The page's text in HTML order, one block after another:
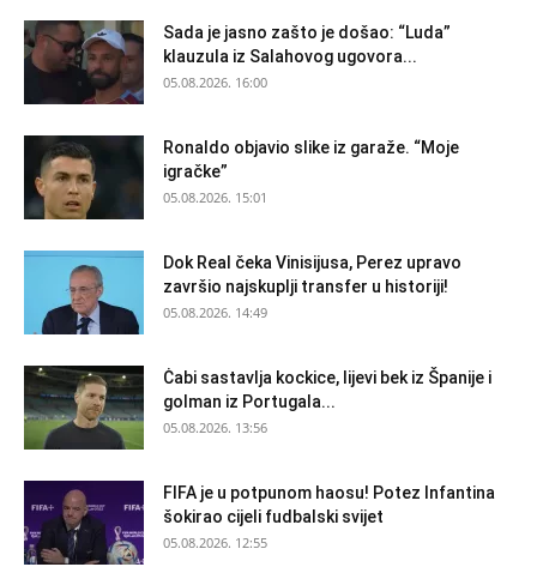
Sada je jasno zašto je došao: “Luda”
klauzula iz Salahovog ugovora...
05.08.2026. 16:00
Ronaldo objavio slike iz garaže. “Moje
igračke”
05.08.2026. 15:01
Dok Real čeka Vinisijusa, Perez upravo
završio najskuplji transfer u historiji!
05.08.2026. 14:49
Ċabi sastavlja kockice, lijevi bek iz Španije i
golman iz Portugala...
05.08.2026. 13:56
FIFA je u potpunom haosu! Potez Infantina
šokirao cijeli fudbalski svijet
05.08.2026. 12:55